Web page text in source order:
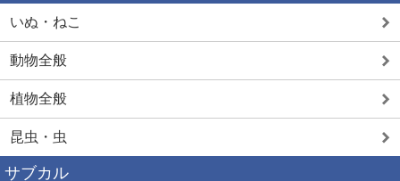
いぬ・ねこ
動物全般
植物全般
昆虫・虫
サブカル